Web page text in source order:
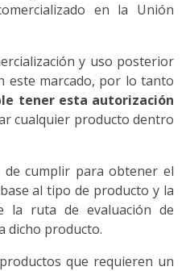
en la Unión
y uso posterior
este marcado, por lo tanto
tener esta autorización
cualquier producto dentro
cumplir para obtener el
al tipo de producto y la
la ruta de evaluación de
dicho producto.
que requieren un